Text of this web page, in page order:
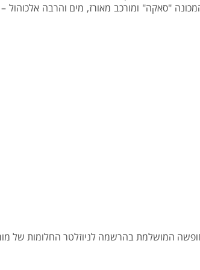
"סאקה" ומורכב מאורז, מים והרבה
המושלמת בהרשמה לניוזלטר החלומות של